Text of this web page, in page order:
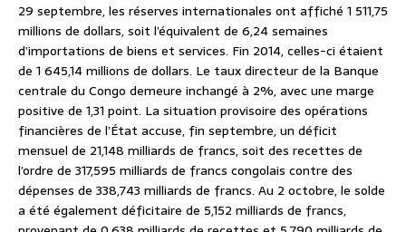
29 septembre, les réserves internationales ont affiché 1 511,75
millions de dollars, soit l’équivalent de 6,24 semaines
d’importations de biens et services. Fin 2014, celles-ci étaient
de 1 645,14 millions de dollars. Le taux directeur de la Banque
centrale du Congo demeure inchangé à 2%, avec une marge
positive de 1,31 point. La situation provisoire des opérations
financières de l’État accuse, fin septembre, un déficit
mensuel de 21,148 milliards de francs, soit des recettes de
l’ordre de 317,595 milliards de francs congolais contre des
dépenses de 338,743 milliards de francs. Au 2 octobre, le solde
a été également déficitaire de 5,152 milliards de francs,